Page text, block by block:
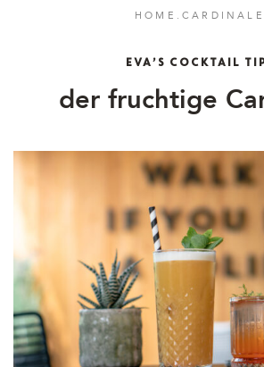
Bike
Magazin
HOME .CARDINALE
EVA’S COCKTAIL
der fruchtige